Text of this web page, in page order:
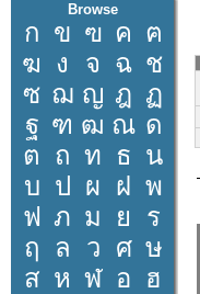
Browse
ก ข ฃ ค ฅ
ฆ ง จ ฉ ช
ซ ฌ ญ ฎ ฏ
ฐ ฑ ฒ ณ ด
ต ถ ท ธ น
บ ป ผ ฝ พ
ฟ ภ ม ย
ร
ฤ
ล ว ศ ษ
ส ห ฬ อ ฮ